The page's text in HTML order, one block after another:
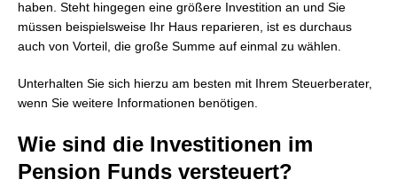
haben. Steht hingegen eine größere Investition an und Sie
müssen beispielsweise Ihr Haus reparieren, ist es durchaus
auch von Vorteil, die große Summe auf einmal zu wählen.
Unterhalten Sie sich hierzu am besten mit Ihrem Steuerberater,
wenn Sie weitere Informationen benötigen.
Wie sind die Investitionen im
Pension Funds versteuert?